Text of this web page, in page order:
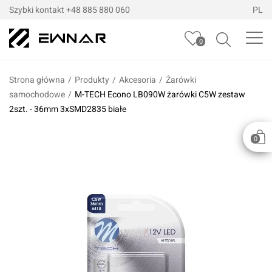
Szybki kontakt +48 885 880 060 PL
0
0
Strona główna / Produkty / Akcesoria / Żarówki
samochodowe / M-TECH Econo LB090W żarówki C5W zestaw
2szt. - 36mm 3xSMD2835 białe